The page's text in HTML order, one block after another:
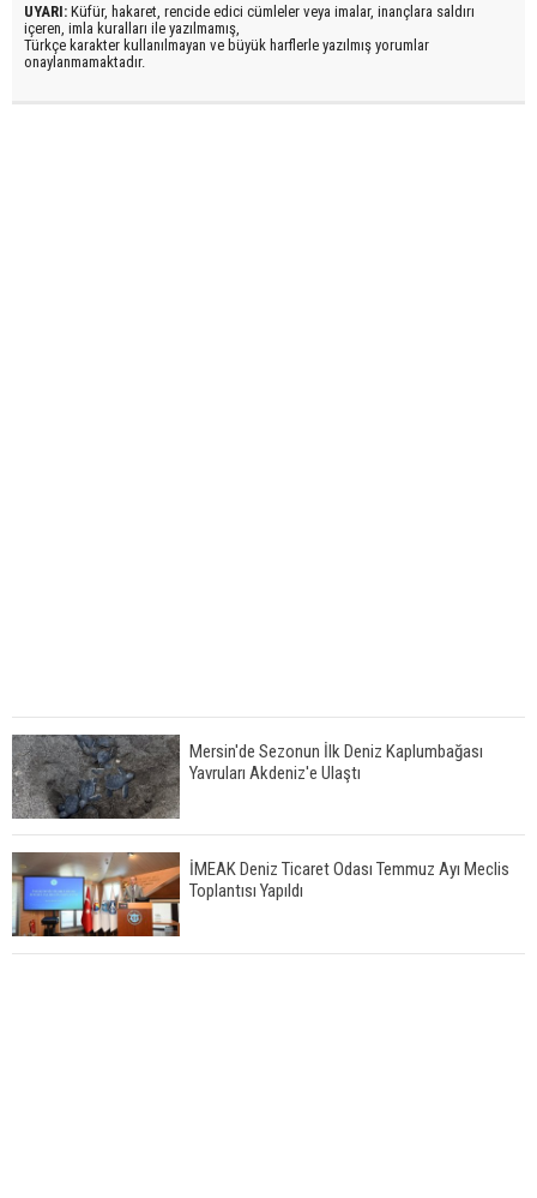
UYARI: Küfür, hakaret, rencide edici cümleler veya imalar, inançlara saldırı
içeren, imla kuralları ile yazılmamış,
Türkçe karakter kullanılmayan ve büyük harflerle yazılmış yorumlar
onaylanmamaktadır.
Mersin'de Sezonun İlk Deniz Kaplumbağası
Yavruları Akdeniz'e Ulaştı
İMEAK Deniz Ticaret Odası Temmuz Ayı Meclis
Toplantısı Yapıldı